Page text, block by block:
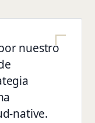
nuestro
native.